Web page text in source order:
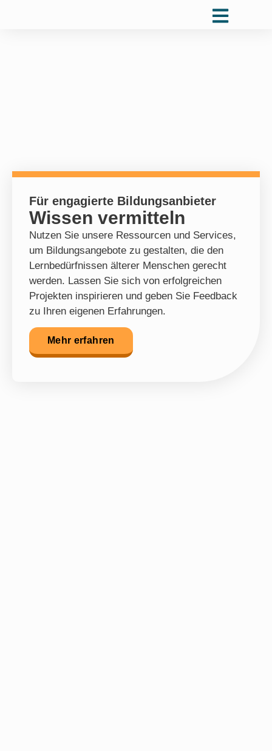
Für engagierte Bildungsanbieter
Wissen vermitteln
Nutzen Sie unsere Ressourcen und Services,
um Bildungsangebote zu gestalten, die den
Lernbedürfnissen älterer Menschen gerecht
werden. Lassen Sie sich von erfolgreichen
Projekten inspirieren und geben Sie Feedback
zu Ihren eigenen Erfahrungen.
Mehr erfahren